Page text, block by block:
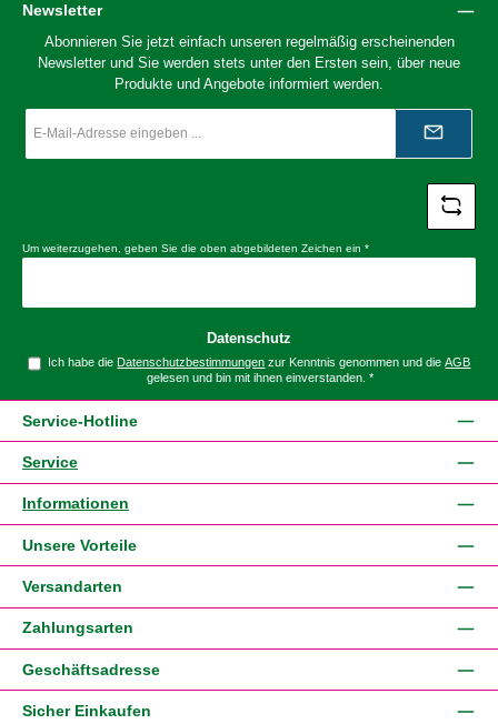
Newsletter
Abonnieren Sie jetzt einfach unseren regelmäßig erscheinenden
Newsletter und Sie werden stets unter den Ersten sein, über neue
Produkte und Angebote informiert werden.
Mail-
*
Um weiterzugehen, geben Sie die oben abgebildeten Zeichen ein *
Datenschutz
Ich habe dieDatenschutzbestimmungen zur Kenntnis genommen und dieAGB
gelesen und bin mit ihnen einverstanden. *
Service-Hotline
Service
Informationen
Unsere Vorteile
Versandarten
Zahlungsarten
Geschäftsadresse
Sicher Einkaufen